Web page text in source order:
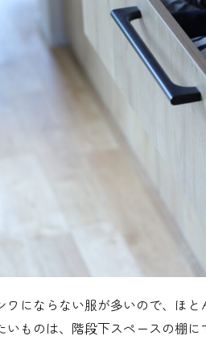
ワにならない服が多いので、ほ
いものは、階段下スペースの棚に